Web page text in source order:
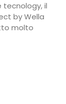
tecnology, il
by Wella
molto